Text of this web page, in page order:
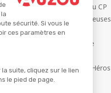
sécurité. Si vous le
ces paramètres en
suite, cliquez sur le lien
le pied de page.
Les Héros du CP
Les Influenceuses
Migali
Petite Taupe
Ma Boîte à Héros